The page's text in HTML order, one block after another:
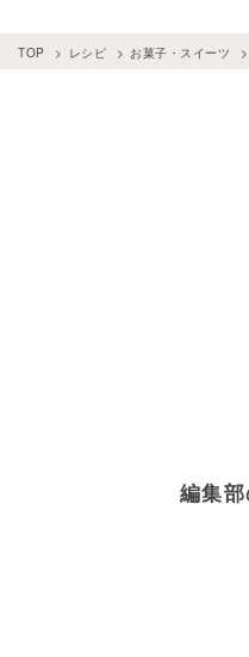
TOP レシピ お菓子・スイーツ
編集